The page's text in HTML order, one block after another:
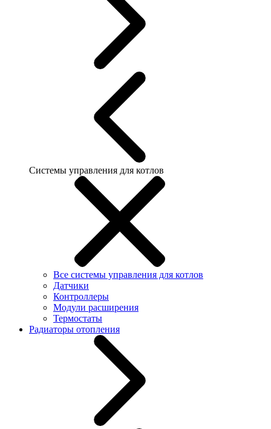
Системы управления для котлов
Все системы управления для котлов
Датчики
Контроллеры
Модули расширения
Термостаты
Радиаторы отопления